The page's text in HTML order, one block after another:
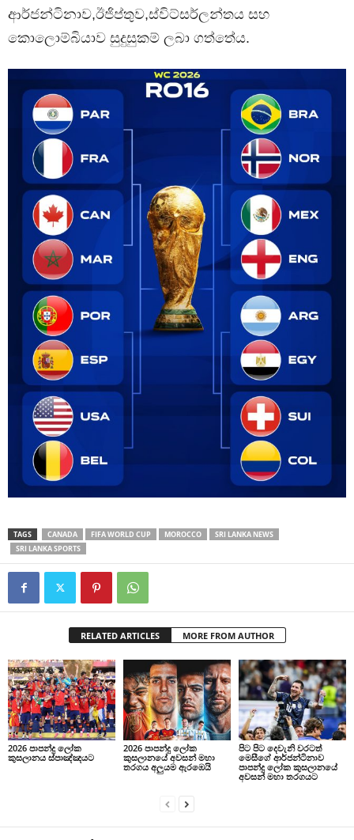
ආර්ජන්ටිනාව,ඊජිප්තුව,ස්විට්සර්ලන්තය සහ
කොලොම්බියාව සුදුසුකම් ලබා ගත්තේය.
TAGS CANADA FIFA WORLD CUP MOROCCO
SRI LANKA NEWS
SRI LANKA SPORTS
RELATED ARTICLES MORE FROM AUTHOR
2026 පාපන්දු ලෝක
කුසලානය ස්පාඤ්ඤයට
2026 පාපන්දු ලෝක
කුසලානයේ අවසන් මහා
තරගය අලුයම ඇරඹෙයි
පිට පිට දෙවැනි වරටත්
මෙසීගේ ආර්ජන්ටිනාව
පාපන්දු ලෝක කුසලානයේ
අවසන් මහා තරගයට